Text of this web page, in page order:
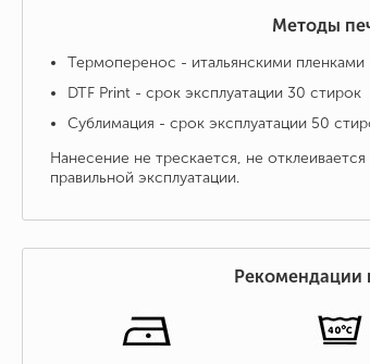
Методы
Термоперенос - итальянскими
DTF Print - срок эксплуатации 30 стирок
Сублимация - срок эксплуатации 50
Нанесение не трескается, не
правильной эксплуатации.
Рекомендации